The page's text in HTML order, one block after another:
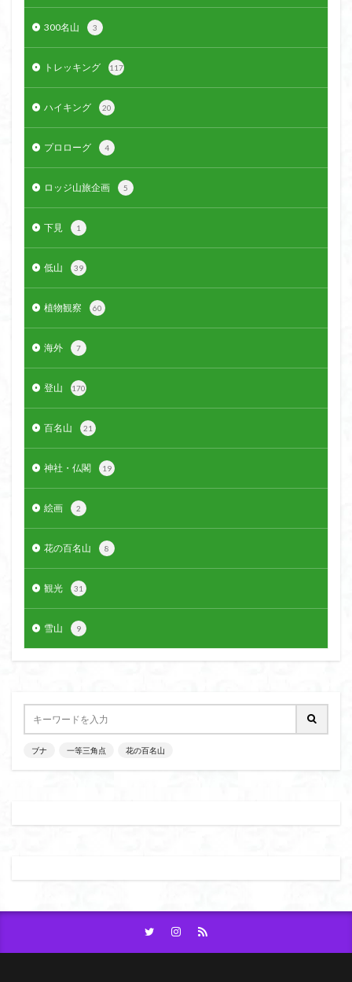
300名山 3
トレッキング 117
ハイキング 20
プロローグ 4
ロッジ山旅企画 5
下見 1
低山 39
植物観察 60
海外 7
登山 170
百名山 21
神社・仏閣 19
絵画 2
花の百名山 8
観光 31
雪山 9
ブナ 一等三角点 花の百名山